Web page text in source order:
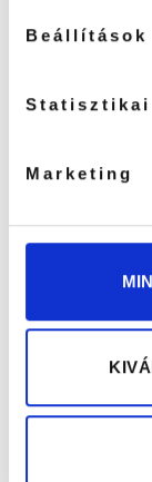
Beállítások
Statisztikai
Marketing
tőletek,